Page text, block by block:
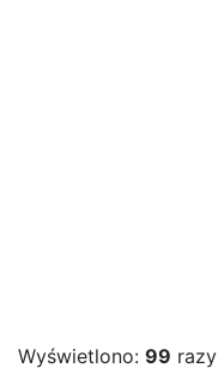
Wyświetlono: 99 razy